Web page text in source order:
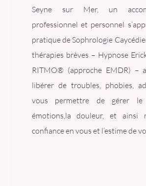
Seyne sur Mer, un
professionnel et personnel
pratique de Sophrologie
thérapies brèves – Hypnose
RITMO® (approche EMDR) –
libérer de troubles, phobies,
vous permettre de gérer le
émotions,la douleur, et ainsi
confiance en vous et l’estime de